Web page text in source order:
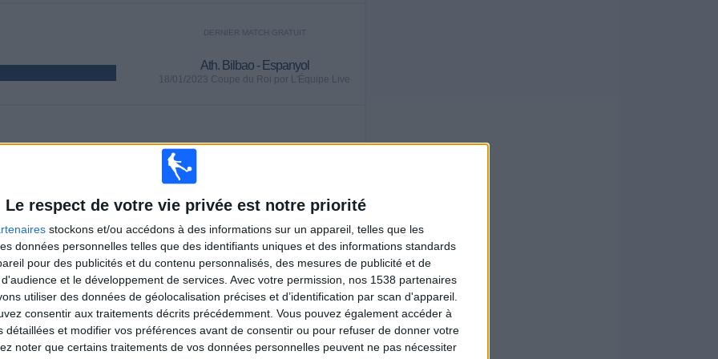
Le respect de votre vie privée est notre priorité
stockons et/ou accédons à des informations sur un appareil, telles que les
données personnelles telles que des identifiants uniques et des informations standards
pour des publicités et du contenu personnalisés, des mesures de publicité et de
et le développement de services. Avec votre permission, nos 1538 partenaires
utiliser des données de géolocalisation précises et d’identification par scan d'appareil.
consentir aux traitements décrits précédemment. Vous pouvez également accéder à
détaillées et modifier vos préférences avant de consentir ou pour refuser de donner votre
noter que certains traitements de vos données personnelles peuvent ne pas nécessiter
DERNIER MATCH GRATUIT
Ath. Bilbao - Espanyol
18/01/2023 Coupe du Roi por L'Équipe Live
TOTAL
JOURS
GRATUIT
MATCHS
109
PAYANTS
TOTAL
35
ADVERSAIRES
MAXIMUM
9
VS FC Séville
TOTAL
5
COMPÉTITIONS